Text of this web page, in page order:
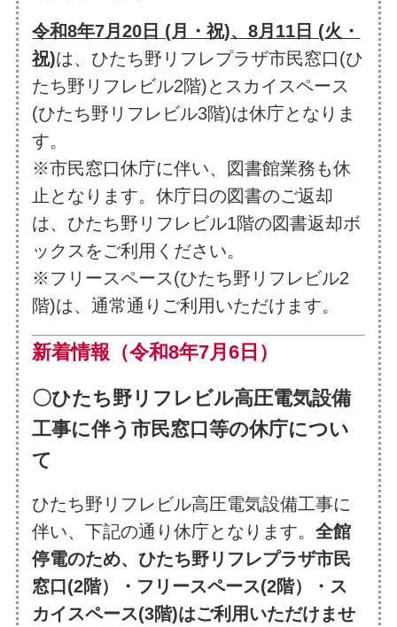
令和8年7月20日 (月・祝)、8月11日 (火・
祝)は、ひたち野リフレプラザ市民窓口(ひ
たち野リフレビル2階)とスカイスペース
(ひたち野リフレビル3階)は休庁となりま
す。
※市民窓口休庁に伴い、図書館業務も休
止となります。休庁日の図書のご返却
は、ひたち野リフレビル1階の図書返却ボ
ックスをご利用ください。
※フリースペース(ひたち野リフレビル2
階)は、通常通りご利用いただけます。
新着情報（令和8年7月6日）
〇ひたち野リフレビル高圧電気設備
工事に伴う市民窓口等の休庁につい
て
ひたち野リフレビル高圧電気設備工事に
伴い、下記の通り休庁となります。全館
停電のため、ひたち野リフレプラザ市民
窓口(2階）・フリースペース(2階）・ス
カイスペース(3階)はご利用いただけませ